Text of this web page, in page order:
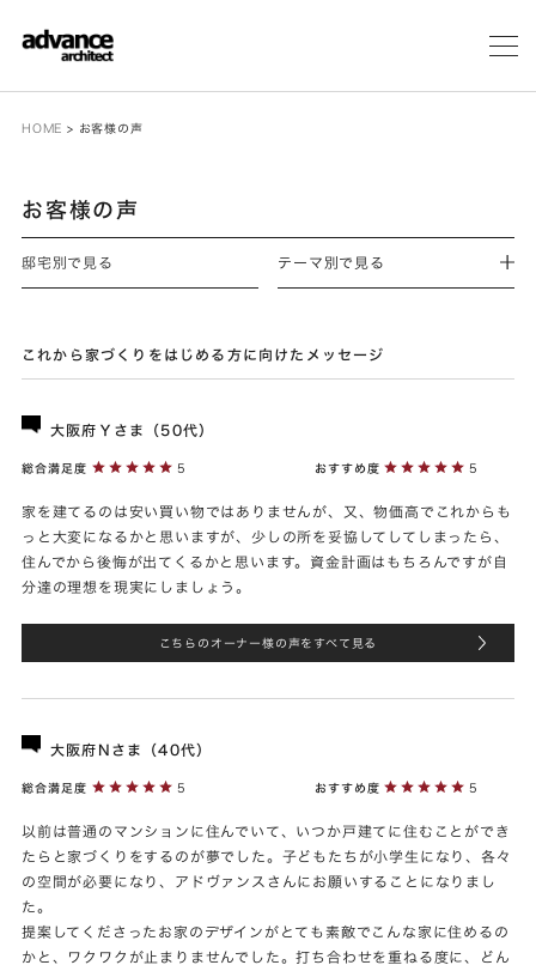
メ
HOME > お客様の声
お客様の声
邸宅別で見る テーマ別で見る
これから家づくりをはじめる方に向けたメッセージ
大阪府Ｙさま（50代）
総合満足度 5 おすすめ度 5
家を建てるのは安い買い物ではありませんが、又、物価高でこれからも
っと大変になるかと思いますが、少しの所を妥協してしてしまったら、
住んでから後悔が出てくるかと思います。資金計画はもちろんですが自
分達の理想を現実にしましょう。
こちらのオーナー様の声をすべて見る
大阪府Nさま（40代）
総合満足度 5 おすすめ度 5
以前は普通のマンションに住んでいて、いつか戸建てに住むことができ
たらと家づくりをするのが夢でした。子どもたちが小学生になり、各々
の空間が必要になり、アドヴァンスさんにお願いすることになりまし
た。
提案してくださったお家のデザインがとても素敵でこんな家に住めるの
かと、ワクワクが止まりませんでした。打ち合わせを重ねる度に、どん